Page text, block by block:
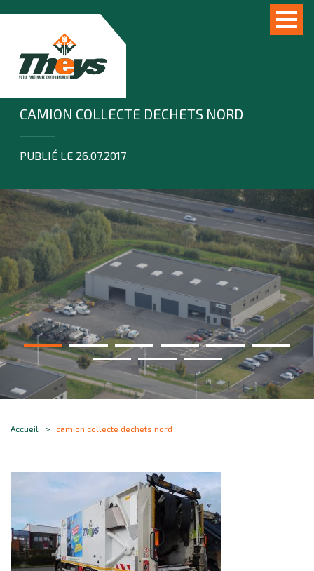
CAMION COLLECTE DECHETS NORD
PUBLIÉ LE 26.07.2017
Accueil camion collecte dechets nord